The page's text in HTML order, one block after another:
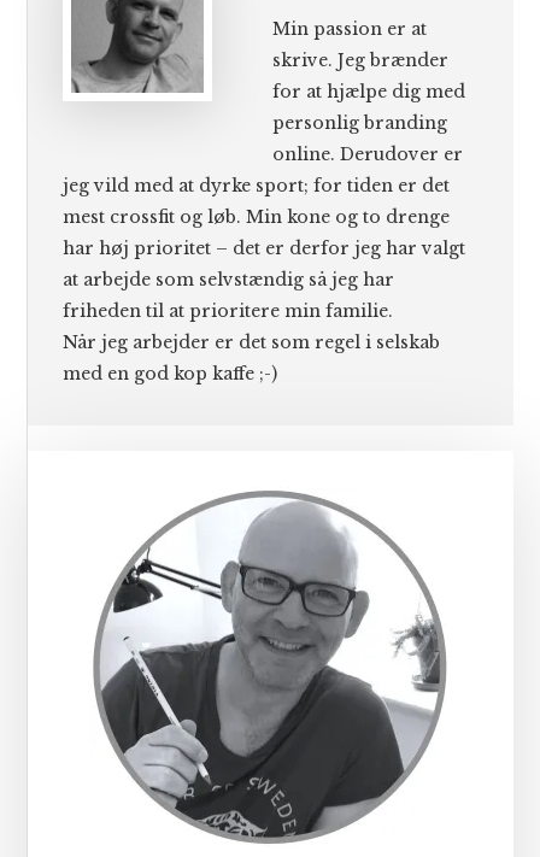
Min passion er at
skrive. Jeg brænder
for at hjælpe dig med
personlig branding
online. Derudover er
jeg vild med at dyrke sport; for tiden er det
mest crossfit og løb. Min kone og to drenge
har høj prioritet – det er derfor jeg har valgt
at arbejde som selvstændig så jeg har
friheden til at prioritere min familie.
Når jeg arbejder er det som regel i selskab
med en god kop kaffe ;-)